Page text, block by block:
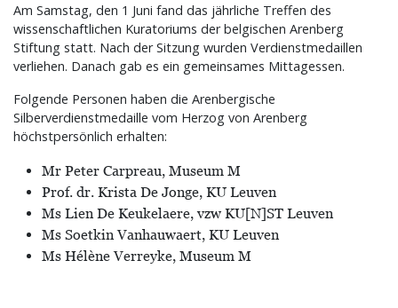
Am Samstag, den 1 Juni fand das jährliche Treffen des
wissenschaftlichen Kuratoriums der belgischen Arenberg
Stiftung statt. Nach der Sitzung wurden Verdienstmedaillen
verliehen. Danach gab es ein gemeinsames Mittagessen.
Folgende Personen haben die Arenbergische
Silberverdienstmedaille vom Herzog von Arenberg
höchstpersönlich erhalten:
Mr Peter Carpreau, Museum M
Prof. dr. Krista De Jonge, KU Leuven
Ms Lien De Keukelaere, vzw KU[N]ST Leuven
Ms Soetkin Vanhauwaert, KU Leuven
Ms Hélène Verreyke, Museum M